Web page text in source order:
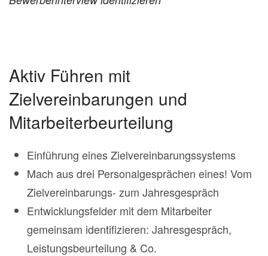
Aktiv Führen mit
Zielvereinbarungen und
Mitarbeiterbeurteilung
Einführung eines Zielvereinbarungssystems
Mach aus drei Personalgesprächen eines! Vom
Zielvereinbarungs- zum Jahresgespräch
Entwicklungsfelder mit dem Mitarbeiter
gemeinsam identifizieren: Jahresgespräch,
Leistungsbeurteilung & Co.